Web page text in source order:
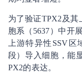
为了验证TPX2及其
胞系（5637）中开
上游特异性SSV
段）导入细胞，能
PX2的表达。